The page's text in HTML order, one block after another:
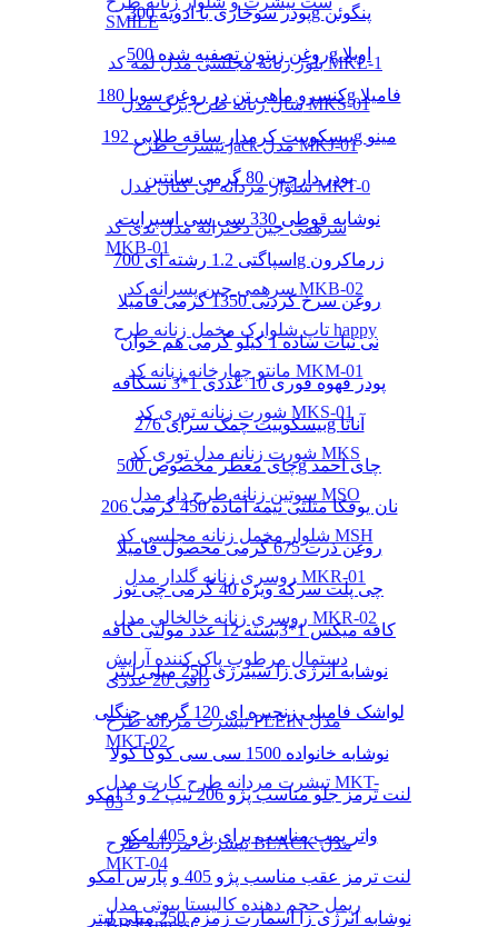
SMILE
بلوز زنانه مجلسی مدل لمه کد MKL-1
شال زنانه طرح برگ مدل MKS-01
تیشرت طرح jack مدل MKJ-01
شلوار مردانه لی کتان مدل MKT-0
سرهمی جین دخترانه مدل تدی کد
MKB-01
سرهمی جین پسرانه کد MKB-02
تاپ شلوارک مخمل زنانه طرح happy
مانتو چهارخانه زنانه کد MKM-01
شورت زنانه توری کد MKS-01
شورت زنانه مدل توری کد MKS
سوتین زنانه طرح دار مدل MSO
شلوار مخمل زنانه مجلسی کد MSH
روسری زنانه گلدار مدل MKR-01
روسری زنانه خالخالی مدل MKR-02
دستمال مرطوب پاک کننده آرایش
دافی 20 عددی
تیشرت مردانه طرح PLEIN مدل
MKT-02
تیشرت مردانه طرح کارت مدل MKT-
03
تیشرت مردانه طرح BLACK مدل
MKT-04
ریمل حجم دهنده کالیستا بیوتی مدل
پودر سوخاری با ادویه 300g پنگوئن
روغن زیتون تصفیه شده 500g اویلا
کنسرو ماهی تن در روغن سویا 180g فامیلا
بیسکوییت کرمدار ساقه طلایی 192g مینو
پودر دارچین 80 گرمی سانتین
نوشابه قوطی 330 سی سی اسپرایت
اسپاگتی 1.2 رشته ای 700g زرماکرون
روغن سرخ کردنی 1350 گرمی فامیلا
نی نبات ساده 1 کیلو گرمی هم خوان
پودر قهوه فوری 10 عددی 1*3 نسکافه
بیسکوییت چمک سرای 276g آناتا
چای معطر مخصوص 500g چای احمد
نان یوفکا مثلثی نیمه آماده 450 گرمی 206
روغن ذرت 675 گرمی محصول فامیلا
چی پلت سرکه ویژه 40 گرمی چی توز
کافه میکس 1*3بسته 12 عدد مولتی کافه
نوشابه انرژی زا سینرژی 250 میلی لیتر
لواشک فامیلی زنجیره ای 120 گرمی جنگلی
نوشابه خانواده 1500 سی سی کوکا کولا
لنت ترمز جلو مناسب پژو 206 تیپ 2 و 3 امکو
واتر پمپ مناسب برای پژو 405 امکو
لنت ترمز عقب مناسب پژو 405 و پارس امکو
نوشابه انرژی زا اسمارت زمزم 250 میلی لیتر